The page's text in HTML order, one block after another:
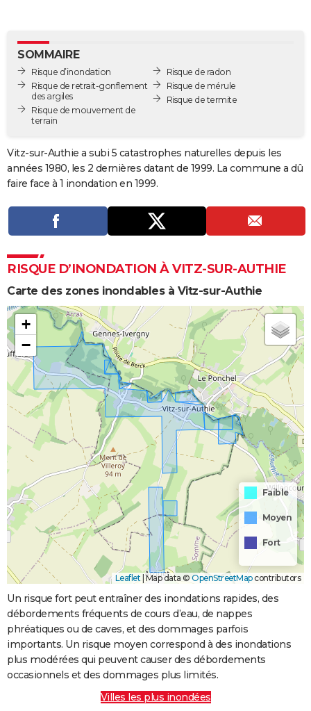
GUIDES D'ACHAT
BONS PLANS
CARTE DE VOEUX
Carte de Noël
Carte Bonne année
Carte Saint-Valentin
Carte Pâques
Carte d'anniversaire
Dictionnaire
Biographies
Citations
Expressions
Proverbes
PROGRAMME TV
COPAINS D'AVANT
S'inscrire
Se connecter
Lycées
Collèges
Primaires
Universités
Entreprises
Service militaire
Avis de recherche
AVIS DE DÉCÈS
Bricolage
Lifestyle
Culture
Sport
Auto
Television
Voyage
Cinema
SOMMAIRE
Risque d’inondation
Risque de retrait-gonflement
des argiles
Risque de mouvement de
terrain
Risque de radon
Risque de mérule
Risque de termite
Vitz-sur-Authie a subi 5 catastrophes naturelles depuis les
années 1980, les 2 dernières datant de 1999. La commune a dû
faire face à 1 inondation en 1999.
RISQUE D’INONDATION À VITZ-SUR-AUTHIE
Carte des zones inondables à Vitz-sur-Authie
+
−
Faible
Moyen
Fort
Leaflet |Map data © OpenStreetMapcontributors
Un risque fort peut entraîner des inondations rapides, des
débordements fréquents de cours d’eau, de nappes
phréatiques ou de caves, et des dommages parfois
importants. Un risque moyen correspond à des inondations
plus modérées qui peuvent causer des débordements
occasionnels et des dommages plus limités.
Villes les plus inondées